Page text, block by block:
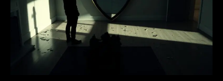
Tu
Relación
Necesita
Rescate